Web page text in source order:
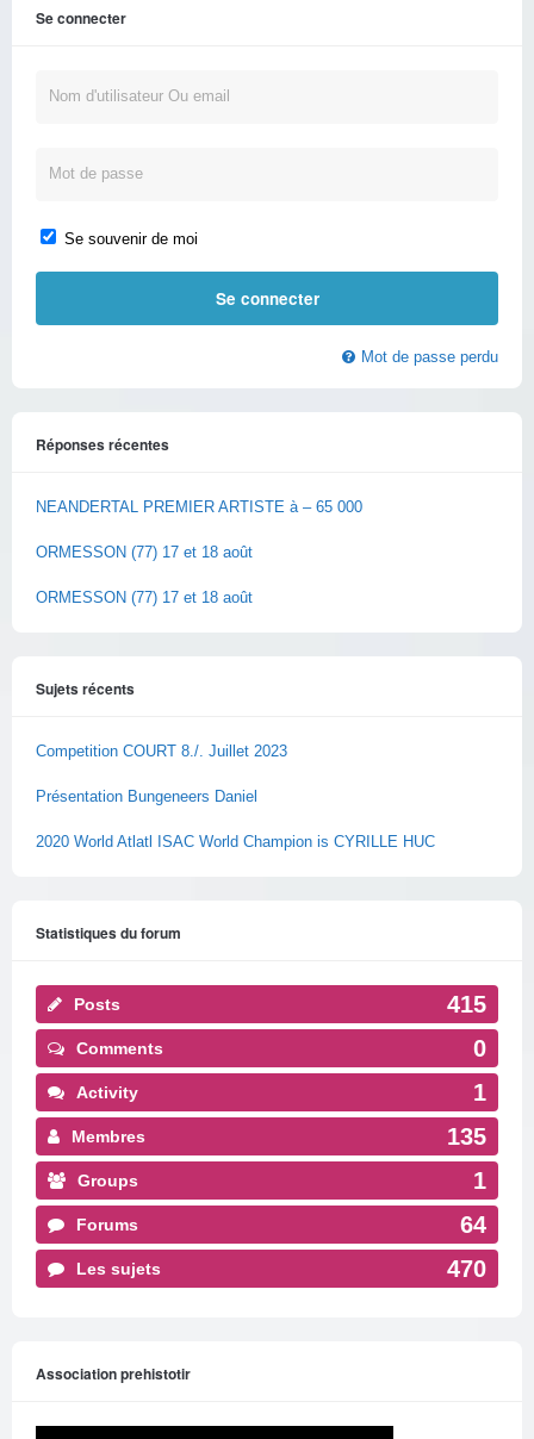
Se connecter
Se souvenir de moi
Mot de passe perdu
Réponses récentes
NEANDERTAL PREMIER ARTISTE à – 65 000
ORMESSON (77) 17 et 18 août
ORMESSON (77) 17 et 18 août
Sujets récents
Competition COURT 8./. Juillet 2023
Présentation Bungeneers Daniel
2020 World Atlatl ISAC World Champion is CYRILLE HUC
Statistiques du forum
Posts 415
Comments 0
Activity 1
Membres 135
Groups 1
Forums 64
Les sujets 470
Association prehistotir